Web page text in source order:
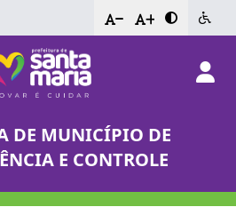
- +
DE MUNICÍPIO DE
E CONTROLE